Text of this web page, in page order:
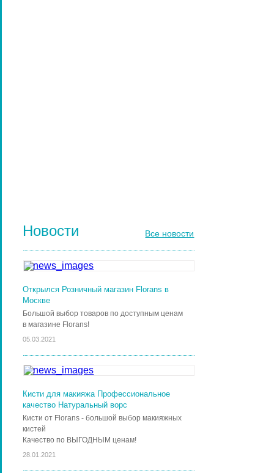
Новости Все новости
Открылся Розничный магазин Florans в
Москве
Большой выбор товаров по доступным ценам
в магазине Florans!
05.03.2021
Кисти для макияжа Профессиональное
качество Натуральный ворс
Кисти от Florans - большой выбор макияжных
кистей
Качество по ВЫГОДНЫМ ценам!
28.01.2021